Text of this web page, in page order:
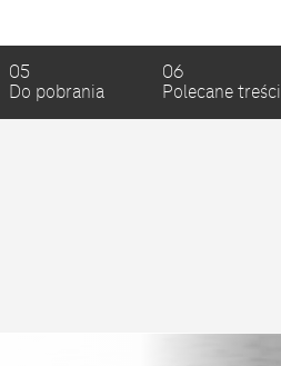
05
Do pobrania
06
Polecane treści